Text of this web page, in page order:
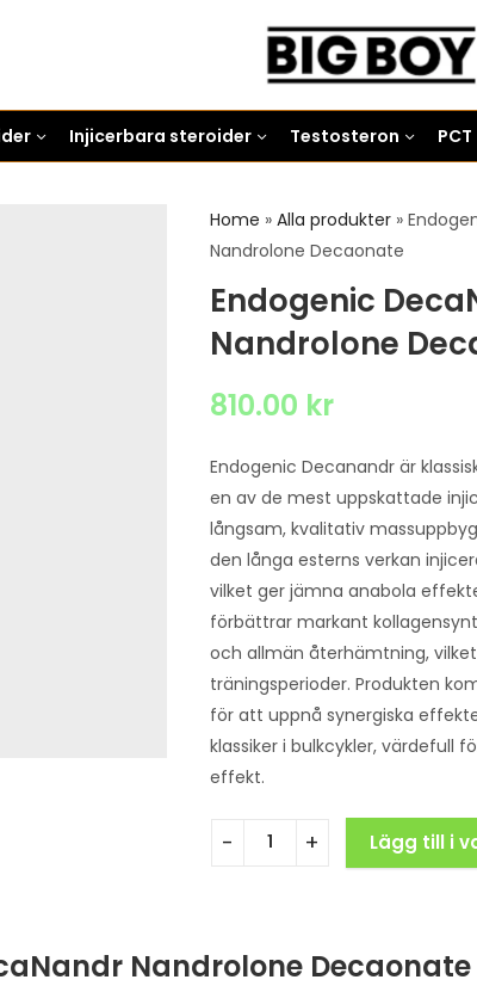
Injicerbara steroider Testosteron PCT
Home » Alla produkter»
Nandrolone Decaonate
Endogenic
Nandrolone
810.00 kr
Endogenic Decanandr är
en av de mest uppskattade
långsam, kvalitativ
den långa esterns verkan
vilket ger jämna anabola
förbättrar markant
och allmän återhämtning,
träningsperioder. Produkten
för att uppnå synergiska
klassiker i bulkcykler, värdefull
effekt.
Lägg till i
Nandrolone